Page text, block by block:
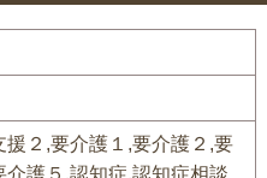
援２,要介護１,要介護２,要